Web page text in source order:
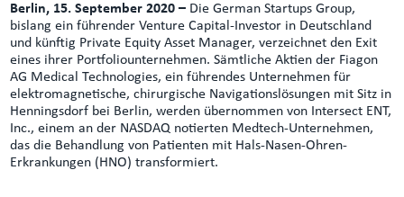
Berlin, 15. September 2020 – Die German Startups Group,
bislang ein führender Venture Capital-Investor in Deutschland
und künftig Private Equity Asset Manager, verzeichnet den Exit
eines ihrer Portfoliounternehmen. Sämtliche Aktien der Fiagon
AG Medical Technologies, ein führendes Unternehmen für
elektromagnetische, chirurgische Navigationslösungen mit Sitz in
Henningsdorf bei Berlin, werden übernommen von Intersect ENT,
Inc., einem an der NASDAQ notierten Medtech-Unternehmen,
das die Behandlung von Patienten mit Hals-Nasen-Ohren-
Erkrankungen (HNO) transformiert.